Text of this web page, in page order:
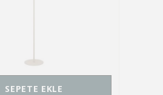
SEPETE EKLE